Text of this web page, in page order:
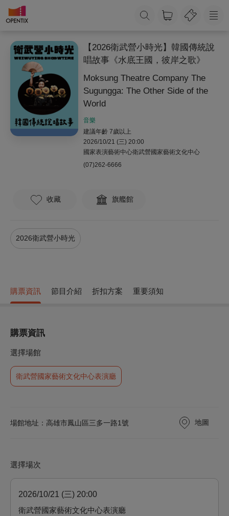
【2026衛武營小時光】韓國傳統說
唱故事《水底王國，彼岸之歌》
Moksung Theatre Company The
Sugungga: The Other Side of the
World
音樂
建議年齡 7歲以上
2026/10/21 (三) 20:00
國家表演藝術中心衛武營國家藝術文化中心
(07)262-6666
收藏 旗艦館
2026衛武營小時光
購票資訊 節目介紹 折扣方案 重要須知
購票資訊
選擇場館
衛武營國家藝術文化中心表演廳
場館地址：高雄市鳳山區三多一路1號 地圖
選擇場次
2026/10/21 (三) 20:00
衛武營國家藝術文化中心表演廳